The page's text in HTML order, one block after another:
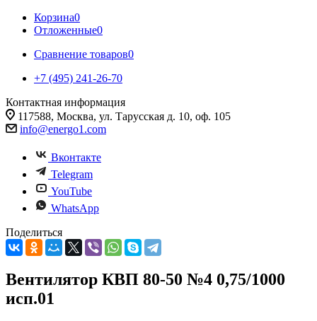
Корзина0
Отложенные0
Сравнение товаров0
+7 (495) 241-26-70
Контактная информация
117588, Москва, ул. Тарусская д. 10, оф. 105
info@energo1.com
Вконтакте
Telegram
YouTube
WhatsApp
Поделиться
Вентилятор КВП 80-50 №4 0,75/1000
исп.01